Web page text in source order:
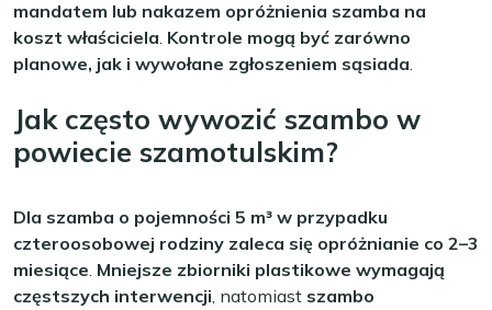
mandatem lub nakazem opróżnienia szamba na
koszt właściciela. Kontrole mogą być zarówno
planowe, jak i wywołane zgłoszeniem sąsiada.
Jak często wywozić szambo w
powiecie szamotulskim?
Dla szamba o pojemności 5 m³ w przypadku
czteroosobowej rodziny zaleca się opróżnianie co 2–3
miesiące. Mniejsze zbiorniki plastikowe wymagają
częstszych interwencji, natomiast szambo